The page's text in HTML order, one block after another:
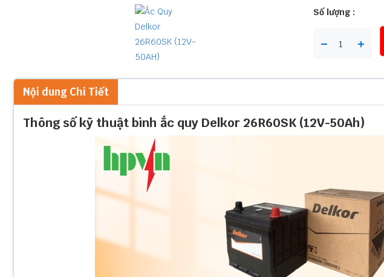
Số lượng :
Nội dung Chi Tiết
Thông số kỹ thuật bình ắc quy Delkor 26R60SK (12V-50Ah)